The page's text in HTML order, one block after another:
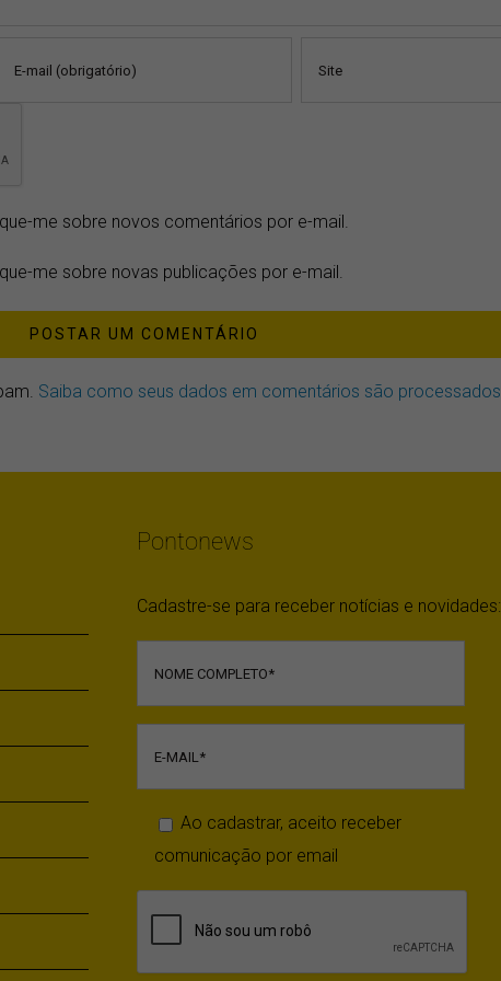
me sobre novos comentários por e-mail.
me sobre novas publicações por e-mail.
Saiba como seus dados em comentários são processados
Pontonews
Cadastre-se para receber notícias e novidades:
Ao cadastrar, aceito receber
comunicação por email